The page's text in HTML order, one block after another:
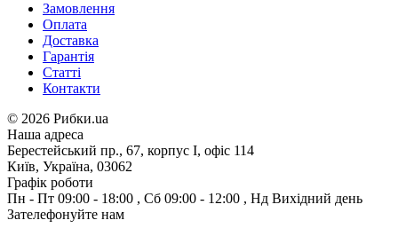
Замовлення
Оплата
Доставка
Гарантія
Статті
Контакти
© 2026 Рибки.ua
Наша адреса
Берестейський пр., 67, корпус І, офіс 114
Київ, Україна, 03062
Графік роботи
Пн - Пт 09:00 - 18:00 , Сб 09:00 - 12:00 , Нд Вихідний день
Зателефонуйте нам